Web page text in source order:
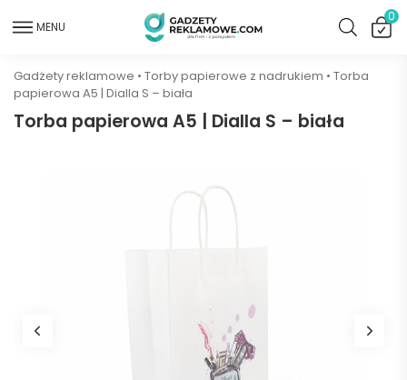
MENU
0
Gadżety reklamowe • Torby papierowe z nadrukiem • Torba
papierowa A5 | Dialla S – biała
Torba papierowa A5 | Dialla S – biała